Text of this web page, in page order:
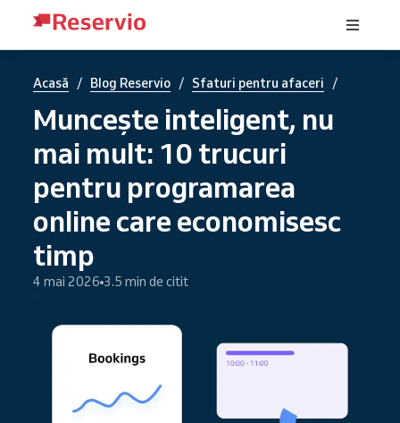
Acasă / Blog Reservio / Sfaturi pentru afaceri /
Muncește inteligent, nu
mai mult: 10 trucuri
pentru programarea
online care economisesc
timp
4 mai 2026 3.5 min de citit